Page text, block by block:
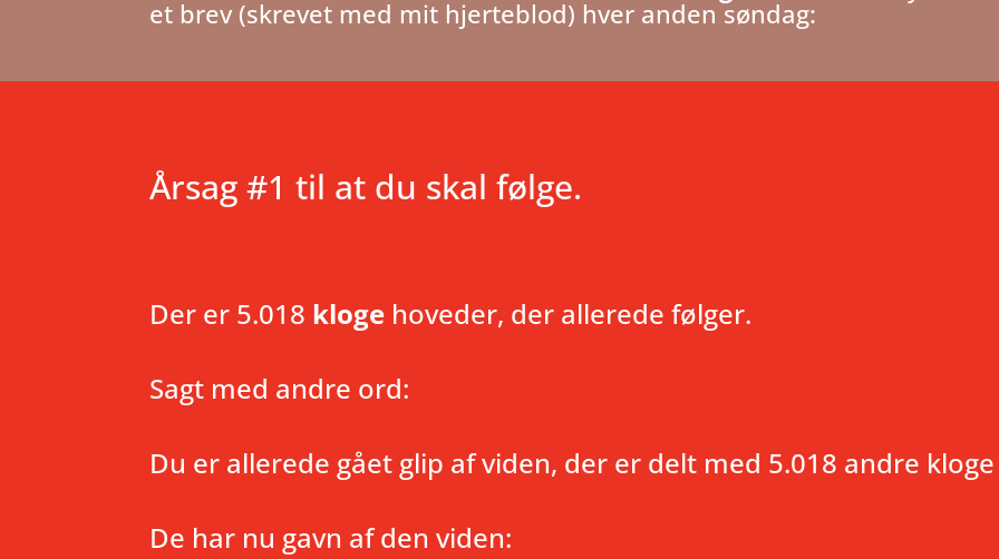
et brev (skrevet med mit hjerteblod) hver anden søndag:
Årsag #1 til at du skal følge.
Der er 5.018 kloge hoveder, der allerede følger.
Sagt med andre ord:
Du er allerede gået glip af viden, der er delt med 5.018 andre
De har nu gavn af den viden: